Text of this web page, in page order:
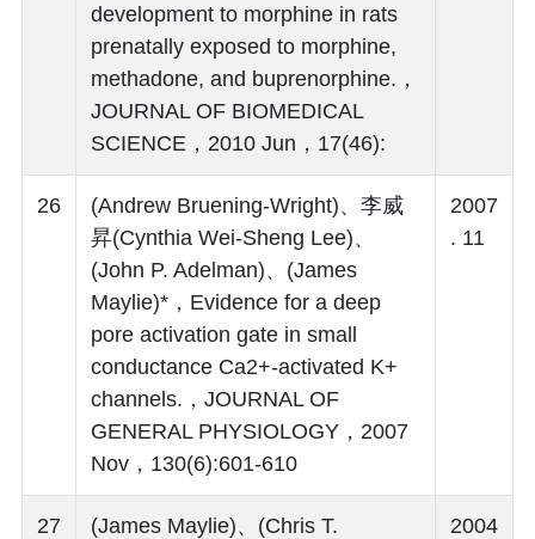
development to morphine in rats
prenatally exposed to morphine,
methadone, and buprenorphine.，
JOURNAL OF BIOMEDICAL
SCIENCE，2010 Jun，17(46):
26
(Andrew Bruening-Wright)、李威
昇(Cynthia Wei-Sheng Lee)、
(John P. Adelman)、(James
Maylie)*，Evidence for a deep
pore activation gate in small
conductance Ca2+-activated K+
channels.，JOURNAL OF
GENERAL PHYSIOLOGY，2007
Nov，130(6):601-610
2007
. 11
27
(James Maylie)、(Chris T.
2004